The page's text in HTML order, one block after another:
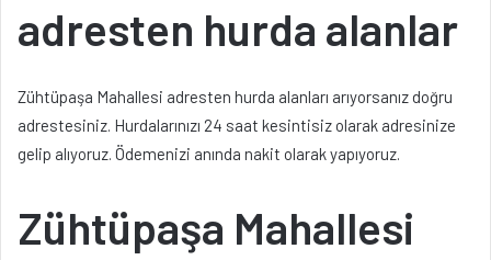
adresten hurda alanlar
Zühtüpaşa Mahallesi adresten hurda alanları arıyorsanız doğru
adrestesiniz. Hurdalarınızı 24 saat kesintisiz olarak adresinize
gelip alıyoruz. Ödemenizi anında nakit olarak yapıyoruz.
Zühtüpaşa Mahallesi